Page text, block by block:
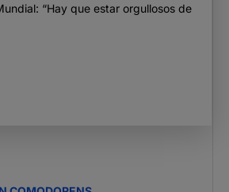
“Hay que estar orgullosos de